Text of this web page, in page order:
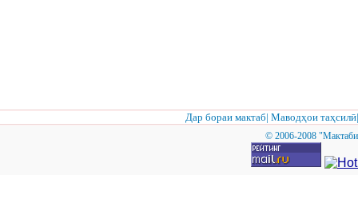
Дар бораи мактаб| Маводҳои таҳсилӣ
© 2006-2008 "Мактаби